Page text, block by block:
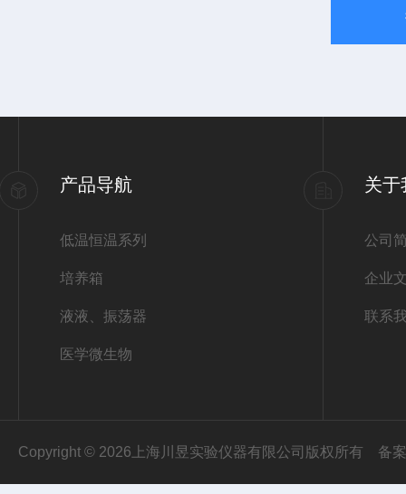
产品导航
低温恒温系列
培养箱
液液、振荡器
医学微生物
关于
公司
企业
联系
Copyright © 2026上海川昱实验仪器有限公司版权所有 备